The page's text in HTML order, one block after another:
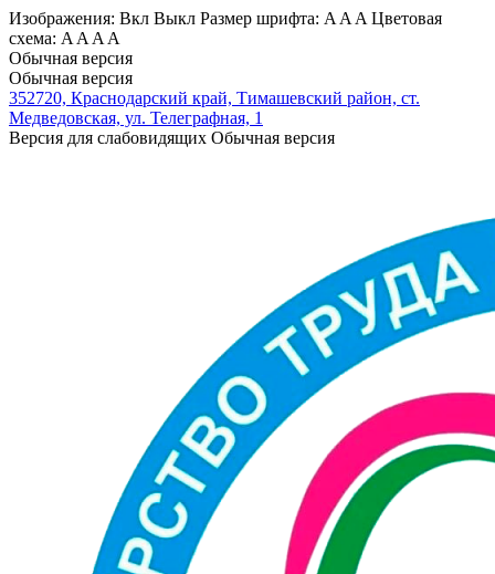
Изображения: Вкл Выкл Размер шрифта: A A A Цветовая
схема: A A A A
Обычная версия
Обычная версия
352720, Краснодарский край, Тимашевский район, ст.
Медведовская, ул. Телеграфная, 1
Версия для слабовидящих Обычная версия